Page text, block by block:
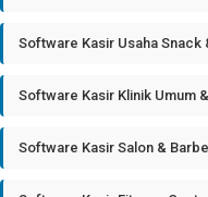
Software Kasir Usaha Snack
Software Kasir Klinik Umum
Software Kasir Salon &